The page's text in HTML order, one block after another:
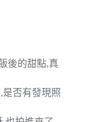
後的甜點,真
否有發現照